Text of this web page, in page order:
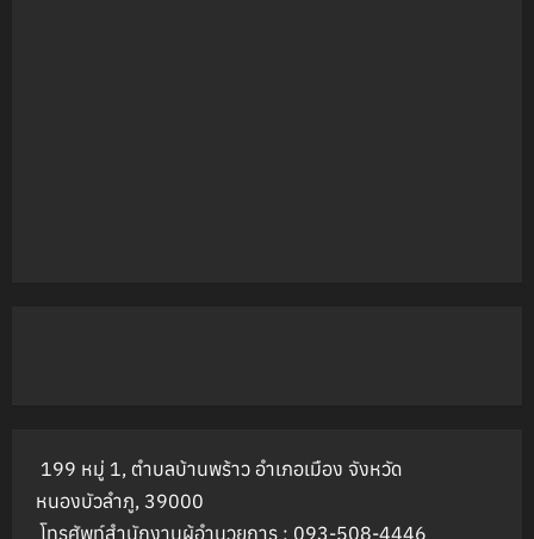
199 หมู่ 1, ตำบลบ้านพร้าว อำเภอเมือง จังหวัด
หนองบัวลำภู, 39000
โทรศัพท์สำนักงานผู้อำนวยการ : 093-508-4446